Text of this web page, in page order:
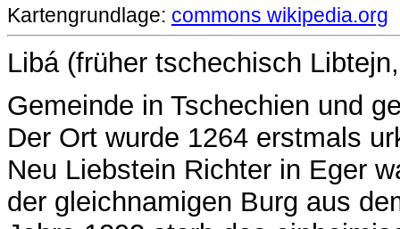
Kartengrundlage: commons wikipedia.org
Libá (früher tschechisch
Gemeinde in Tschechien und
Der Ort wurde 1264 erstmals
Neu Liebstein Richter in Eger
der gleichnamigen Burg aus